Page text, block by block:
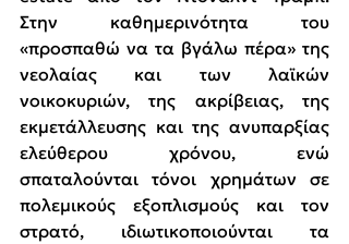
Στην καθημερινότητα του
«προσπαθώ να τα βγάλω πέρα» της
νεολαίας και των λαϊκών
νοικοκυριών, της ακρίβειας, της
εκμετάλλευσης και της ανυπαρξίας
ελεύθερου χρόνου, ενώ
σπαταλούνται τόνοι χρημάτων σε
πολεμικούς εξοπλισμούς και τον
στρατό, ιδιωτικοποιούνται τα